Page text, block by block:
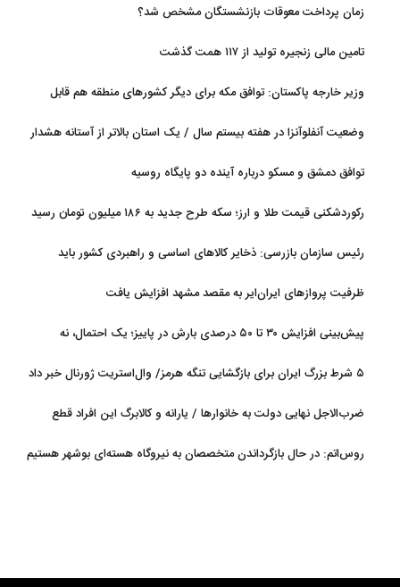
زمان پرداخت معوقات بازنشستگان مشخص شد؟
تامین مالی زنجیره تولید از ۱۱۷ همت گذشت
وزیر خارجه پاکستان: توافق مکه برای دیگر کشورهای منطقه هم قابل
استفاده است
وضعیت آنفلوآنزا در هفته بیستم سال / یک استان بالاتر از آستانه هشدار
توافق دمشق و مسکو درباره آینده دو پایگاه روسیه
رکوردشکنی قیمت طلا و ارز؛ سکه طرح جدید به ۱۸۶ میلیون تومان رسید
رئیس سازمان بازرسی: ذخایر کالاهای اساسی و راهبردی کشور باید
ظرفیت پروازهای ایران‌ایر به مقصد مشهد افزایش یافت
پیش‌بینی افزایش ۳۰ تا ۵۰ درصدی بارش در پاییز؛ یک احتمال، نه
۵ شرط بزرگ ایران برای بازگشایی تنگه هرمز/ وال‌استریت ژورنال خبر داد
ضرب‌الاجل نهایی دولت به خانوارها / یارانه و کالابرگ این افراد قطع
روس‌اتم: در حال بازگرداندن متخصصان به نیروگاه هسته‌ای بوشهر هستیم